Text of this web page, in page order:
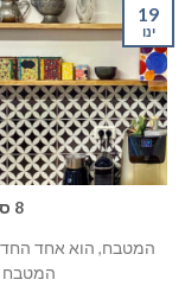
8 סוגים של חיפוי קיר למטבח
המטבח, הוא אחד
המטבח
19
ינו